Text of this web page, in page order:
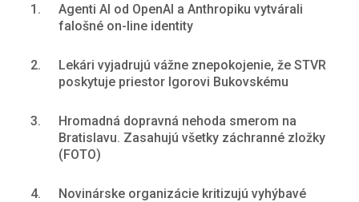
1.
Agenti AI od OpenAI a Anthropiku vytvárali
falošné on-line identity
2.
Lekári vyjadrujú vážne znepokojenie, že STVR
poskytuje priestor Igorovi Bukovskému
3.
Hromadná dopravná nehoda smerom na
Bratislavu. Zasahujú všetky záchranné zložky
(FOTO)
4.
Novinárske organizácie kritizujú vyhýbavé